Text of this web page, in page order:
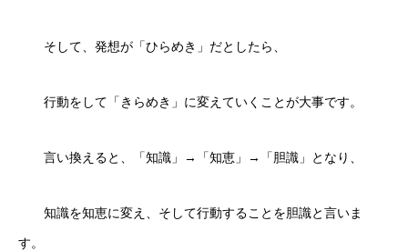
そして、発想が「ひらめき」だとしたら、
行動をして「きらめき」に変えていくことが大事です。
言い換えると、「知識」→「知恵」→「胆識」となり、
知識を知恵に変え、そして行動することを胆識と言いま
す。